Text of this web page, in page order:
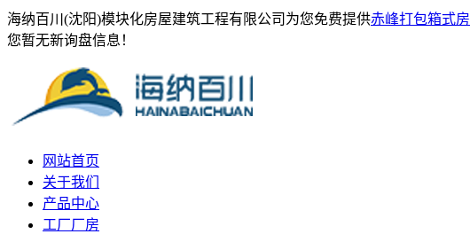
海纳百川(沈阳)模块化房屋建筑工程有限公司为您免费提供赤峰打包箱式房
您暂无新询盘信息！
网站首页
关于我们
产品中心
工厂厂房